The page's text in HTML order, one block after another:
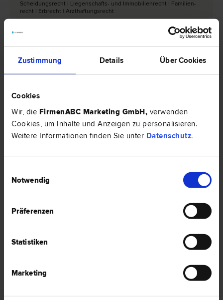
Zustimmung Details Über Cookies
Cookies
Wir, die FirmenABC Marketing GmbH, verwenden
Cookies, um Inhalte und Anzeigen zu personalisieren.
Weitere Informationen finden Sie unter Datenschutz.
Notwendig
Präferenzen
Statistiken
Marketing
Scheidungs­recht | Liegenschafts- und Immobilien­recht | Familien­
recht | Erb­recht | Arzthaftungs­recht
Mag. Dominik GEYER
Zivil­recht | Liegenschafts- und Immobilien­recht | Gesellschafts­
recht
Enzersdorfer Straße 4
Wirtschafts­recht | Urheber­recht | Gesellschafts­recht |
Schiedsgerichtsbarkeit | Europa­recht | Marken­recht | Patent­recht
2340 Mödling
Enzersdorfer Straße 4